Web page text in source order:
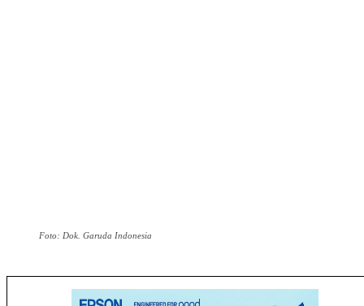
Foto: Dok. Garuda Indonesia